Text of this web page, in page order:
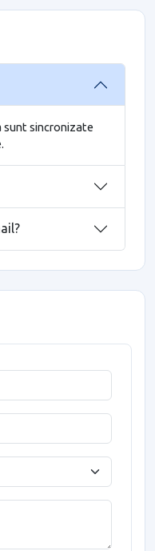
sunt sincronizate